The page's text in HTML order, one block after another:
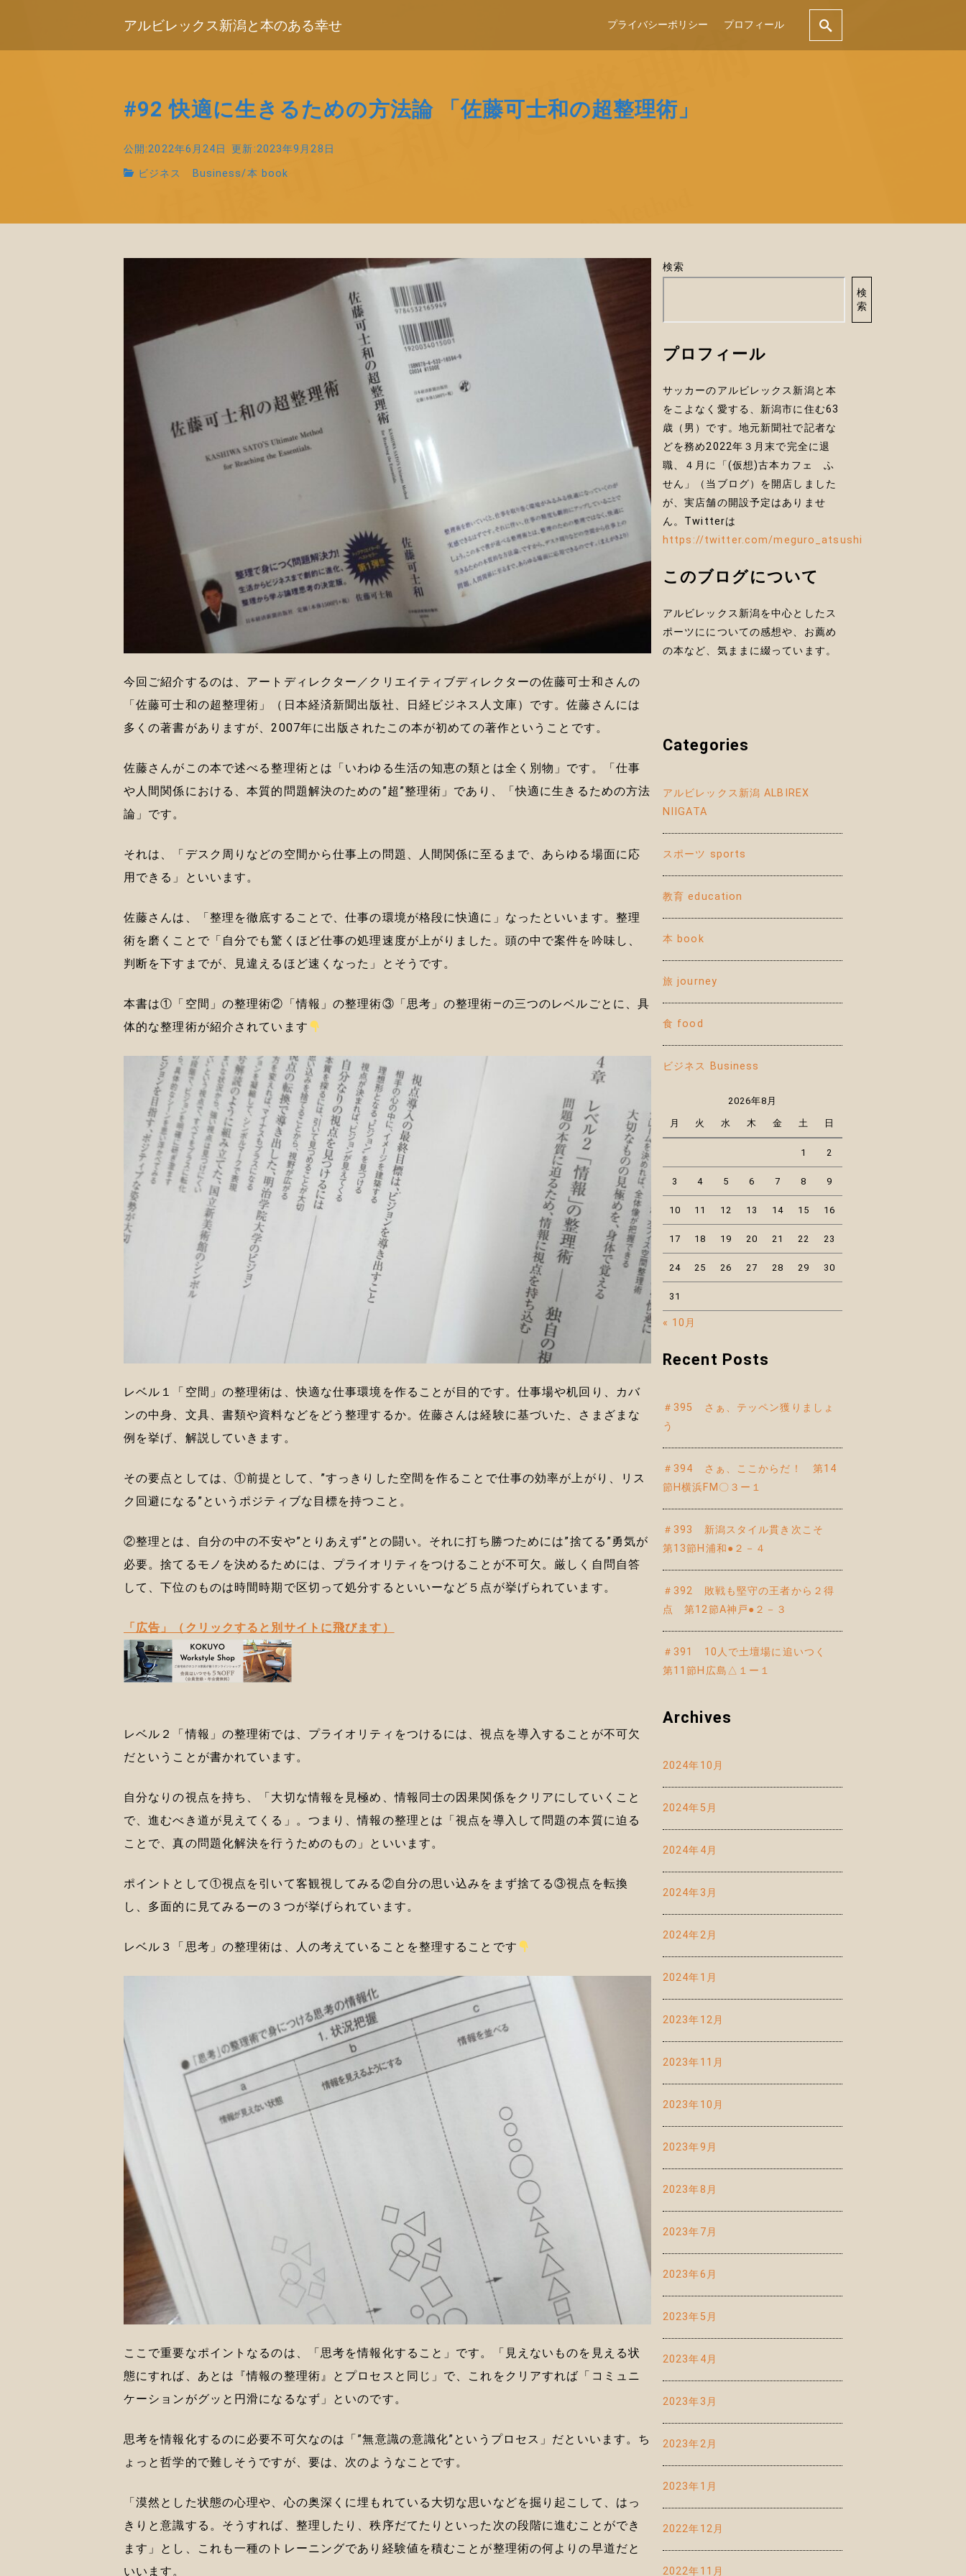
アルビレックス新潟と本のある幸せ プライバシーポリシー プロフィール
#92 快適に生きるための方法論 「佐藤可士和の超整理術」
公開:2022年6月24日
更新:2023年9月28日
ビジネス Business/本 book
今回ご紹介するのは、アートディレクター／クリエイティブディレクターの佐藤可士和さんの
「佐藤可士和の超整理術」（日本経済新聞出版社、日経ビジネス人文庫）です。佐藤さんには
多くの著書がありますが、2007年に出版されたこの本が初めての著作ということです。
佐藤さんがこの本で述べる整理術とは「いわゆる生活の知恵の類とは全く別物」です。「仕事
や人間関係における、本質的問題解決のための”超”整理術」であり、「快適に生きるための方法
論」です。
それは、「デスク周りなどの空間から仕事上の問題、人間関係に至るまで、あらゆる場面に応
用できる」といいます。
佐藤さんは、「整理を徹底することで、仕事の環境が格段に快適に」なったといいます。整理
術を磨くことで「自分でも驚くほど仕事の処理速度が上がりました。頭の中で案件を吟味し、
判断を下すまでが、見違えるほど速くなった」とそうです。
本書は①「空間」の整理術②「情報」の整理術③「思考」の整理術―の三つのレベルごとに、具
体的な整理術が紹介されています
レベル１「空間」の整理術は、快適な仕事環境を作ることが目的です。仕事場や机回り、カバ
ンの中身、文具、書類や資料などをどう整理するか。佐藤さんは経験に基づいた、さまざまな
例を挙げ、解説していきます。
その要点としては、①前提として、”すっきりした空間を作ることで仕事の効率が上がり、リス
ク回避になる”というポジティブな目標を持つこと。
②整理とは、自分の中の不安や”とりあえず”との闘い。それに打ち勝つためには”捨てる”勇気が
必要。捨てるモノを決めるためには、プライオリティをつけることが不可欠。厳しく自問自答
して、下位のものは時間時期で区切って処分するといいーなど５点が挙げられています。
「広告」（クリックすると別サイトに飛びます）
レベル２「情報」の整理術では、プライオリティをつけるには、視点を導入することが不可欠
だということが書かれています。
自分なりの視点を持ち、「大切な情報を見極め、情報同士の因果関係をクリアにしていくこと
で、進むべき道が見えてくる」。つまり、情報の整理とは「視点を導入して問題の本質に迫る
ことで、真の問題化解決を行うためのもの」といいます。
ポイントとして①視点を引いて客観視してみる②自分の思い込みをまず捨てる③視点を転換
し、多面的に見てみるーの３つが挙げられています。
レベル３「思考」の整理術は、人の考えていることを整理することです
ここで重要なポイントなるのは、「思考を情報化すること」です。「見えないものを見える状
態にすれば、あとは『情報の整理術』とプロセスと同じ」で、これをクリアすれば「コミュニ
ケーションがグッと円滑になるなず」といのです。
思考を情報化するのに必要不可欠なのは「”無意識の意識化”というプロセス」だといいます。ち
ょっと哲学的で難しそうですが、要は、次のようなことです。
「漠然とした状態の心理や、心の奥深くに埋もれている大切な思いなどを掘り起こして、はっ
きりと意識する。そうすれば、整理したり、秩序だてたりといった次の段階に進むことができ
ます」とし、これも一種のトレーニングであり経験値を積むことが整理術の何よりの早道だと
いいます。
検索
検
索
プロフィール
サッカーのアルビレックス新潟と本
をこよなく愛する、新潟市に住む63
歳（男）です。地元新聞社で記者な
どを務め2022年３月末で完全に退
職、４月に「(仮想)古本カフェ ふ
せん」（当ブログ）を開店しました
が、実店舗の開設予定はありませ
ん。Twitterは
https://twitter.com/meguro_atsushi
このブログについて
アルビレックス新潟を中心としたス
ポーツにについての感想や、お薦め
の本など、気ままに綴っています。
Categories
アルビレックス新潟 ALBIREX
NIIGATA
スポーツ sports
教育 education
本 book
旅 journey
食 food
ビジネス Business
2026年8月
月 火 水 木 金 土 日
1 2
3 4 5 6 7 8 9
10 11 12 13 14 15 16
17 18 19 20 21 22 23
24 25 26 27 28 29 30
31
« 10月
Recent Posts
＃395 さぁ、テッペン獲りましょ
う
＃394 さぁ、ここからだ！ 第14
節H横浜FM〇３ー１
＃393 新潟スタイル貫き次こそ
第13節H浦和●２－４
＃392 敗戦も堅守の王者から２得
点 第12節A神戸●２－３
＃391 10人で土壇場に追いつく
第11節H広島△１ー１
Archives
2024年10月
2024年5月
2024年4月
2024年3月
2024年2月
2024年1月
2023年12月
2023年11月
2023年10月
2023年9月
2023年8月
2023年7月
2023年6月
2023年5月
2023年4月
2023年3月
2023年2月
2023年1月
2022年12月
2022年11月